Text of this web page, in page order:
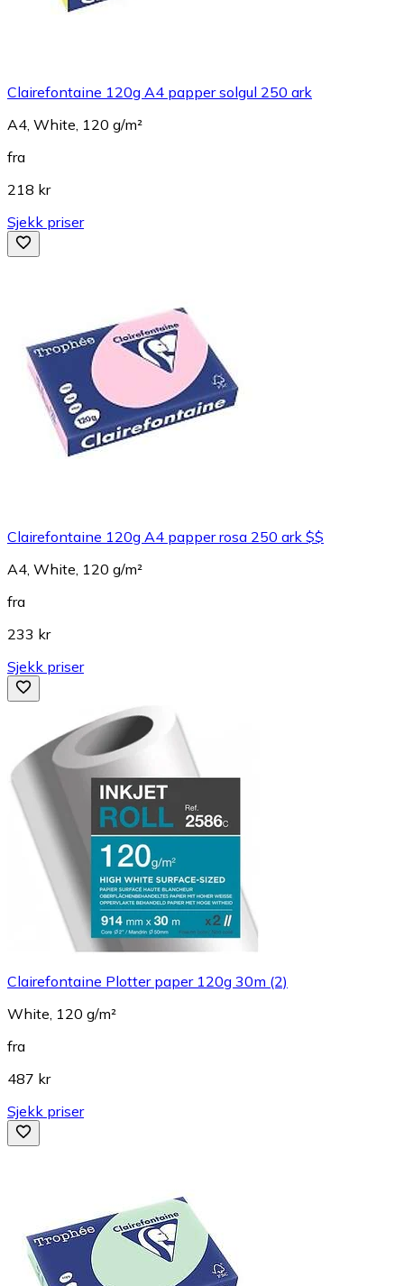
Clairefontaine 120g A4 papper solgul 250 ark
A4, White, 120 g/m²
fra
218 kr
Sjekk priser
Clairefontaine 120g A4 papper rosa 250 ark $$
A4, White, 120 g/m²
fra
233 kr
Sjekk priser
Clairefontaine Plotter paper 120g 30m (2)
White, 120 g/m²
fra
487 kr
Sjekk priser